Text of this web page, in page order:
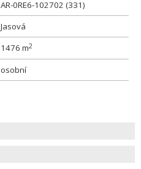
AR-0RE6-102702 (331)
Jasová
1476 m2
osobní